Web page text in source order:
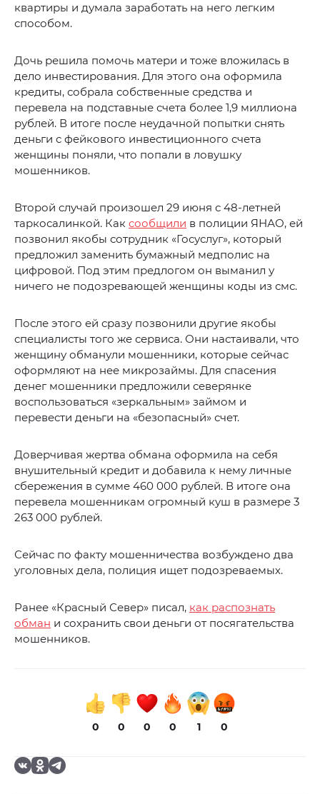
квартиры и думала заработать на него легким
способом.
Дочь решила помочь матери и тоже вложилась в
дело инвестирования. Для этого она оформила
кредиты, собрала собственные средства и
перевела на подставные счета более 1,9 миллиона
рублей. В итоге после неудачной попытки снять
деньги с фейкового инвестиционного счета
женщины поняли, что попали в ловушку
мошенников.
Второй случай произошел 29 июня с 48-летней
таркосалинкой. Как сообщили в полиции ЯНАО, ей
позвонил якобы сотрудник «Госуслуг», который
предложил заменить бумажный медполис на
цифровой. Под этим предлогом он выманил у
ничего не подозревающей женщины коды из смс.
После этого ей сразу позвонили другие якобы
специалисты того же сервиса. Они настаивали, что
женщину обманули мошенники, которые сейчас
оформляют на нее микрозаймы. Для спасения
денег мошенники предложили северянке
воспользоваться «зеркальным» займом и
перевести деньги на «безопасный» счет.
Доверчивая жертва обмана оформила на себя
внушительный кредит и добавила к нему личные
сбережения в сумме 460 000 рублей. В итоге она
перевела мошенникам огромный куш в размере 3
263 000 рублей.
Сейчас по факту мошенничества возбуждено два
уголовных дела, полиция ищет подозреваемых.
Ранее «Красный Север» писал, как распознать
обман и сохранить свои деньги от посягательства
мошенников.
0 0 0 0 1 0